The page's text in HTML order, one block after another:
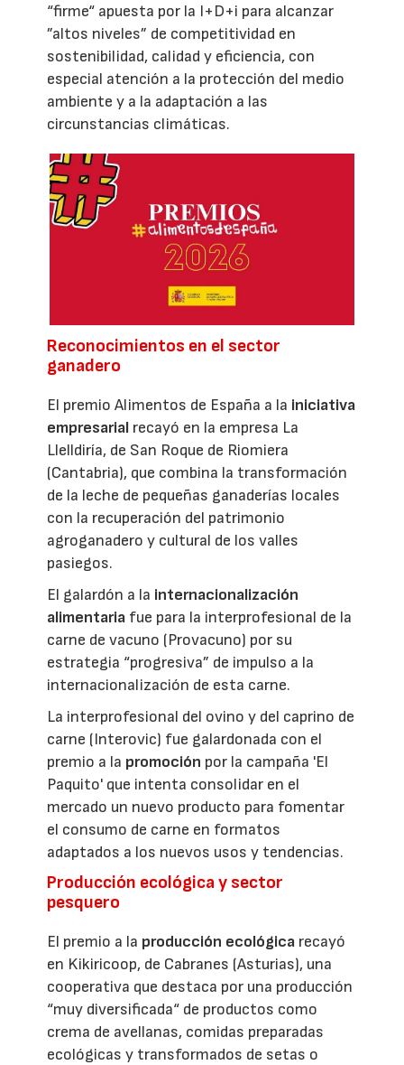
“firme“ apuesta por la I+D+i para alcanzar
”altos niveles” de competitividad en
sostenibilidad, calidad y eficiencia, con
especial atención a la protección del medio
ambiente y a la adaptación a las
circunstancias climáticas.
Reconocimientos en el sector
ganadero
El premio Alimentos de España a la iniciativa
empresarial recayó en la empresa La
Llelldiría, de San Roque de Riomiera
(Cantabria), que combina la transformación
de la leche de pequeñas ganaderías locales
con la recuperación del patrimonio
agroganadero y cultural de los valles
pasiegos.
El galardón a la internacionalización
alimentaria fue para la interprofesional de la
carne de vacuno (Provacuno) por su
estrategia “progresiva” de impulso a la
internacionalización de esta carne.
La interprofesional del ovino y del caprino de
carne (Interovic) fue galardonada con el
premio a la promoción por la campaña 'El
Paquito' que intenta consolidar en el
mercado un nuevo producto para fomentar
el consumo de carne en formatos
adaptados a los nuevos usos y tendencias.
Producción ecológica y sector
pesquero
El premio a la producción ecológica recayó
en Kikiricoop, de Cabranes (Asturias), una
cooperativa que destaca por una producción
“muy diversificada“ de productos como
crema de avellanas, comidas preparadas
ecológicas y transformados de setas o